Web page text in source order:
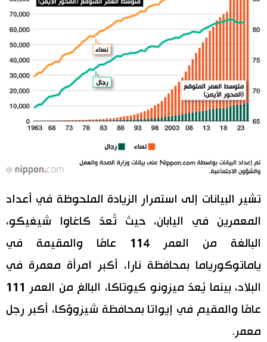
تشير البيانات إلى استمرار الزيادة الملحوظة في أعداد
المعمرين في اليابان، حيث تُعدّ كاغاوا شيغيكو،
البالغة من العمر 114 عامًا والمقيمة في
ياماتوكورياما بمحافظة نارا، أكبر امرأة معمرة في
البلاد، بينما يُعدّ ميزونو كيوتاكا، البالغ من العمر 111
عامًا والمقيم في إيواتا بمحافظة شيزوؤكا، أكبر رجل
معمر.